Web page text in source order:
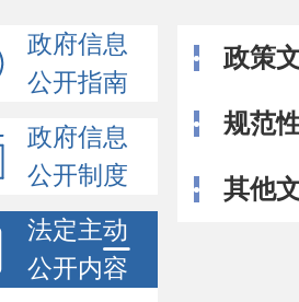
政府信息
公开指南
政府信息
公开制度
法定主动
公开内容
政策
规范
其他